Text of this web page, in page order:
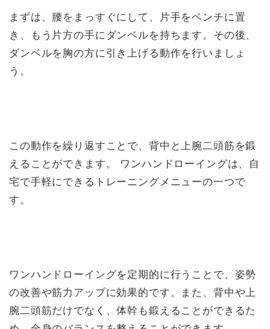
まずは、腰をまっすぐにして、片手をベンチに置
き、もう片方の手にダンベルを持ちます。その後、
ダンベルを胸の方に引き上げる動作を行いましょ
う。
この動作を繰り返すことで、背中と上腕二頭筋を鍛
えることができます。 ワンハンドローイングは、自
宅で手軽にできるトレーニングメニューの一つで
す。
ワンハンドローイングを定期的に行うことで、姿勢
の改善や筋力アップに効果的です。また、背中や上
腕二頭筋だけでなく、体幹も鍛えることができるた